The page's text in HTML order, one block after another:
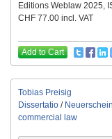
Editions Weblaw 2025,
CHF 77.00 incl. VAT
Add to Cart
Tobias Preisig
Dissertatio /
commercial law